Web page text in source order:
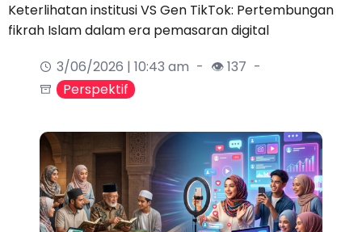
Keterlihatan institusi VS Gen TikTok: Pertembungan
fikrah Islam dalam era pemasaran digital
3/06/2026 | 10:43 am
👁 137
Perspektif